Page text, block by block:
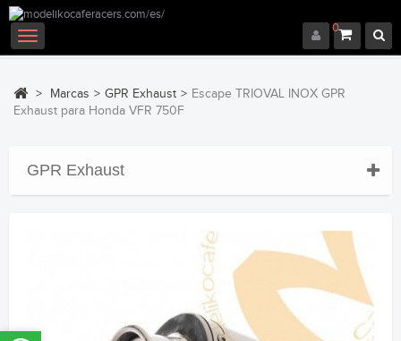
0
Navegación
Toggle
> Marcas > GPR Exhaust > Escape TRIOVAL INOX GPR
Exhaust para Honda VFR 750F
GPR Exhaust